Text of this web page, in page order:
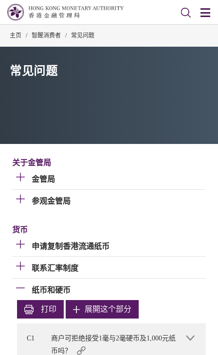
主页 / 智醒消费者 / 常见问题
常见问题
关于金管局
金管局
参观金管局
货币
申请复制香港流通纸币
联系汇率制度
纸币和硬币
打印 展開这个部分
C1
商户可拒绝接受1毫与2毫硬币及1,000元纸
币吗？